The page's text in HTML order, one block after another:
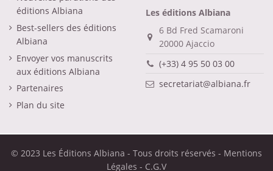
éditions Albiana
Best-sellers des éditions
Albiana
Envoyer vos manuscrits
aux éditions Albiana
Partenaires
Plan du site
Les éditions Albiana
6 Bd Fred Scamaroni
20000 Ajaccio
(+33) 4 95 50 03 00
secretariat@albiana.fr
© 2023 Les Éditions Albiana - Tous droits réservés - Mentions
Légales - C.G.V